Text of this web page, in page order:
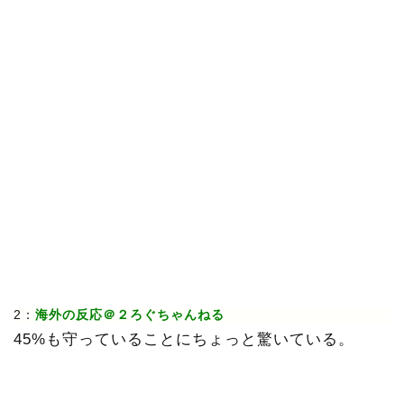
2： 海外の反応＠２ろぐちゃんねる
45%も守っていることにちょっと驚いている。